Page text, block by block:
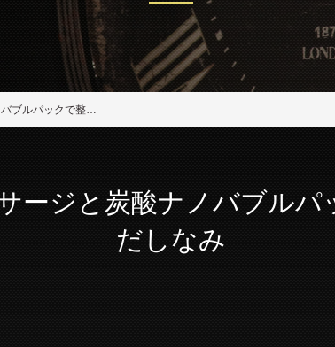
美容室 フェイシャルマッサージと炭酸ナノバブルパックで整える男の身だしなみ
ージと炭酸ナノバブルパ
だしなみ